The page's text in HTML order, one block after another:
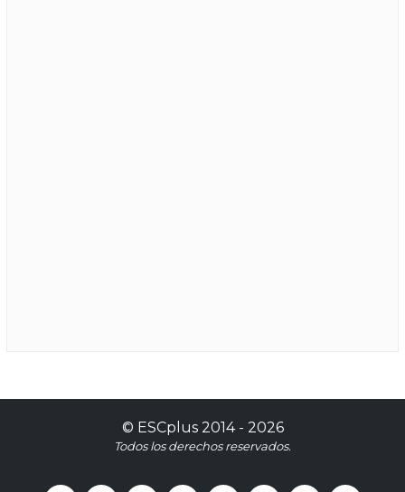
© ESCplus2014 - 2026
Todos los derechos reservados.